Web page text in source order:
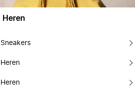
Heren
Sneakers
Heren
Heren